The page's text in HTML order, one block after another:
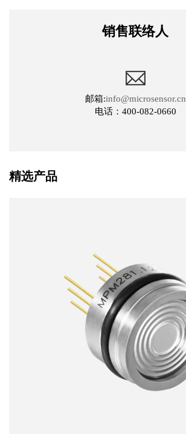
销售联络人
邮箱:info@microsensor.cn
电话：400-082-0660
精选产品